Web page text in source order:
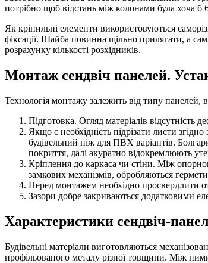
потрібно щоб відстань між колонами була хоча б
Як кріпильні елементи використовуються
фіксації. Шайба повинна щільно прилягати, а
розрахунку кількості розхідників.
Монтаж сендвіч панелей.
Технологія монтажу залежить від типу
Підготовка. Огляд матеріалів відсутність
Якщо є необхідність підрізати листи
будівельний ніж для ПВХ варіантів.
покриття, далі акуратно відокремлюють
Кріплення до каркаса чи стіни. Між
замкових механізмів, обробляються
Перед монтажем необхідно просвердлити
Зазори добре закриваються додатковими
Характеристики сендвіч-
Будівельні матеріали виготовляються
профільованого металу різної товщини. Між